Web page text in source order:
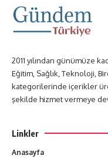
2011 yılından günümüze
Eğitim, Sağlık, Teknoloji,
kategorilerinde içerikler
şekilde hizmet vermeye
Linkler
Anasayfa